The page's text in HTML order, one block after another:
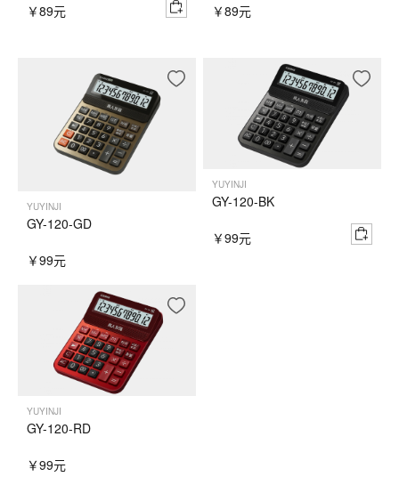
￥89元 ￥89元
YUYINJI
GY-120-GD
￥99元
YUYINJI
GY-120-BK
￥99元
YUYINJI
GY-120-RD
￥99元